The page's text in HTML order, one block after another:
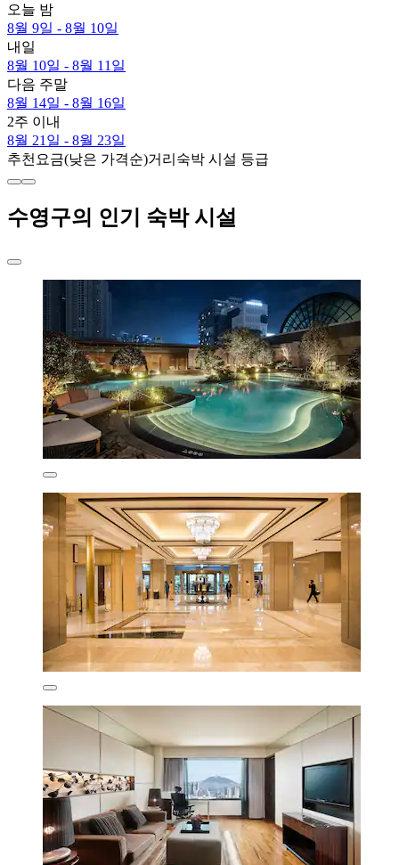
오늘 밤
8월 9일 - 8월 10일
내일
8월 10일 - 8월 11일
다음 주말
8월 14일 - 8월 16일
2주 이내
8월 21일 - 8월 23일
추천요금(낮은 가격순)거리 숙박 시설 등급
수영구의 인기 숙박 시설